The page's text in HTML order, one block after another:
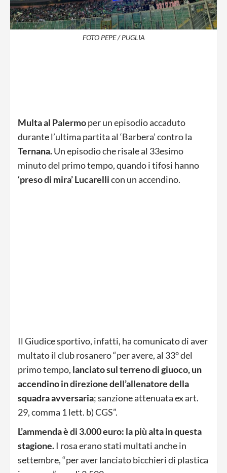
FOTO PEPE / PUGLIA
Multa al Palermoper un episodio accaduto
durante l’ultima partita al ‘Barbera’ contro la
Ternana.Un episodio che risale al 33esimo
minuto del primo tempo, quando i tifosi hanno
‘preso di mira’ Lucarellicon un accendino.
Il Giudice sportivo, infatti, ha comunicato di aver
multato il club rosanero “per avere, al 33° del
primo tempo, lanciato sul terreno di giuoco, un
accendino in direzione dell’allenatore della
squadra avversaria; sanzione attenuata ex art.
29, comma 1 lett. b) CGS”.
L’ammenda è di 3.000 euro: la più alta in questa
stagione.I rosa erano stati multati anche in
settembre, “per aver lanciato bicchieri di plastica